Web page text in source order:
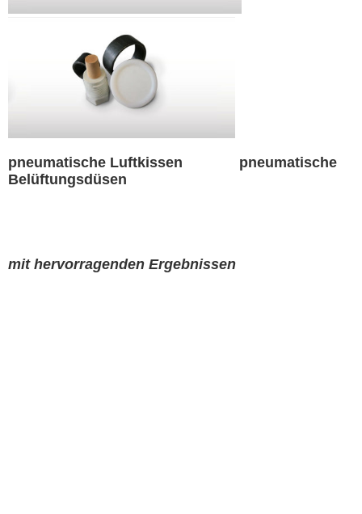
pneumatische Luftkissen pneumatische
Belüftungsdüsen
mit hervorragenden Ergebnissen